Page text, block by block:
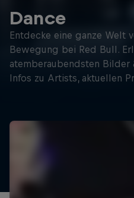
Dance
Entdecke eine ganze Welt
Bewegung bei Red Bull.
atemberaubendsten
Infos zu Artists, aktuellen